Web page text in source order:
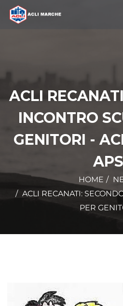
ACLI
INCONTRO
GENITORI -
APS
HOME
ACLI RECANATI:
PER